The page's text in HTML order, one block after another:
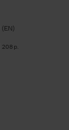
(EN)
208